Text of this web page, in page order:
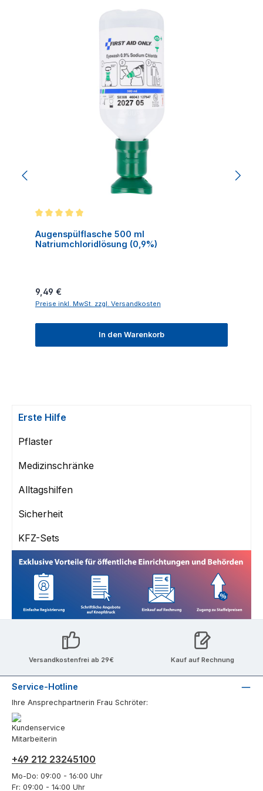
Augenspülflasche 500 ml
Natriumchloridlösung (0,9%)
Regulärer Preis:
9,49 €
Preise inkl. MwSt. zzgl. Versandkosten
In den Warenkorb
Erste Hilfe
Pflaster
Medizinschränke
Alltagshilfen
Sicherheit
KFZ-Sets
Versandkostenfrei ab 29€ Kauf auf Rechnung
Service-Hotline
Ihre Ansprechpartnerin Frau Schröter:
+49 212 23245100
Mo-Do: 09:00 - 16:00 Uhr
Fr: 09:00 - 14:00 Uhr